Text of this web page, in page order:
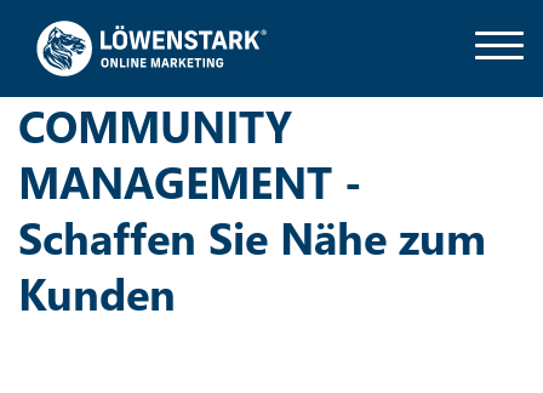
COMMUNITY
MANAGEMENT -
Schaffen Sie Nähe zum
Kunden